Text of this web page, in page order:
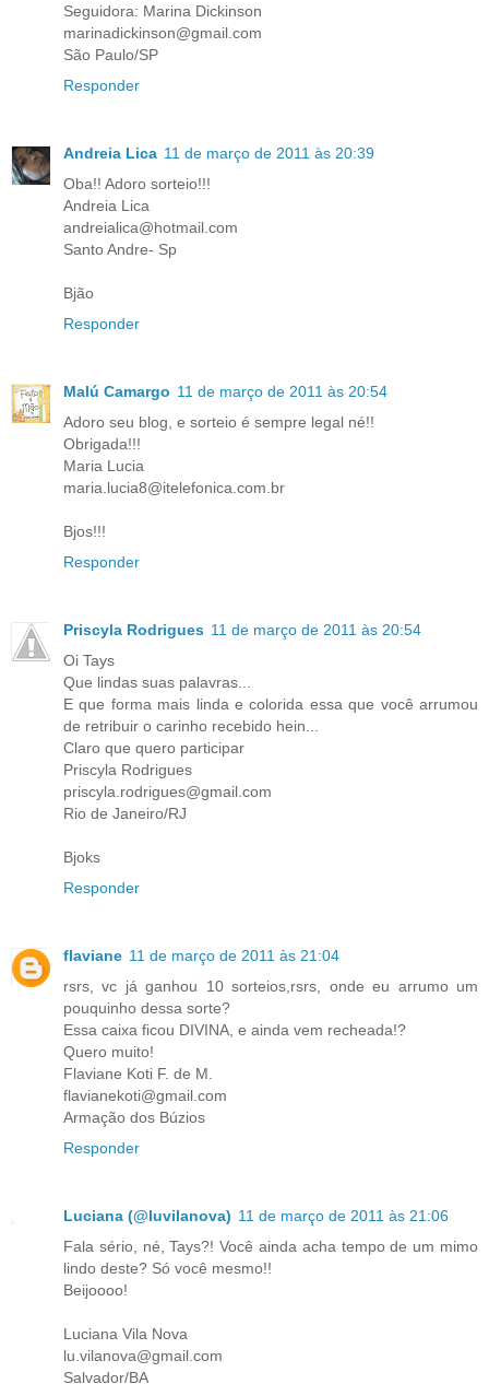
Seguidora: Marina Dickinson
marinadickinson@gmail.com
São Paulo/SP
Responder
Andreia Lica 11 de março de 2011 às 20:39
Oba!! Adoro sorteio!!!
Andreia Lica
andreialica@hotmail.com
Santo Andre- Sp
Bjão
Responder
Malú Camargo 11 de março de 2011 às 20:54
Adoro seu blog, e sorteio é sempre legal né!!
Obrigada!!!
Maria Lucia
maria.lucia8@itelefonica.com.br
Bjos!!!
Responder
Priscyla Rodrigues 11 de março de 2011 às 20:54
Oi Tays
Que lindas suas palavras...
E que forma mais linda e colorida essa que você arrumou
de retribuir o carinho recebido hein...
Claro que quero participar
Priscyla Rodrigues
priscyla.rodrigues@gmail.com
Rio de Janeiro/RJ
Bjoks
Responder
flaviane 11 de março de 2011 às 21:04
rsrs, vc já ganhou 10 sorteios,rsrs, onde eu arrumo um
pouquinho dessa sorte?
Essa caixa ficou DIVINA, e ainda vem recheada!?
Quero muito!
Flaviane Koti F. de M.
flavianekoti@gmail.com
Armação dos Búzios
Responder
Luciana (@luvilanova) 11 de março de 2011 às 21:06
Fala sério, né, Tays?! Você ainda acha tempo de um mimo
lindo deste? Só você mesmo!!
Beijoooo!
Luciana Vila Nova
lu.vilanova@gmail.com
Salvador/BA